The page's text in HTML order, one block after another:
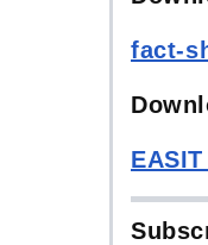
fact-
EASIT